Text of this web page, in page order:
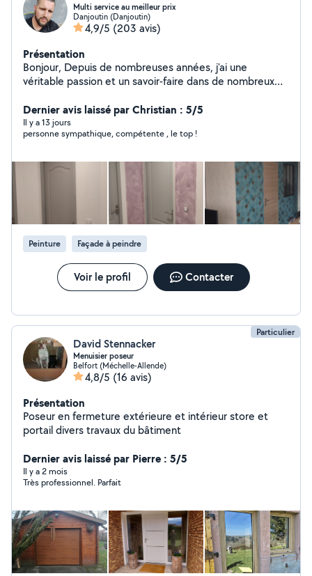
Multi service au meilleur prix
Danjoutin (Danjoutin)
4,9/5 (203 avis)
Présentation
Bonjour, Depuis de nombreuses années, j'ai une
véritable passion et un savoir-faire dans de nombreux
polyvalent, C'est pour cela que j'ai décidé de proposé
mon aide sur ce site. Je peux aussi vous débarrasser
des encombrants, vide maison et déchetterie. Je suis
votre demande, Je suis toujours disponible pour
répondre à vos attentes. Bien cordialement, David
Dernier avis laissé par Christian : 5/5
Il y a 13 jours
personne sympathique, compétente , le top !
Peinture Façade à peindre
Voir le profil Contacter
Particulier
David Stennacker
Menuisier poseur
Belfort (Méchelle-Allende)
4,8/5 (16 avis)
Présentation
Poseur en fermeture extérieure et intérieur store et
portail divers travaux du bâtiment
Dernier avis laissé par Pierre : 5/5
Il y a 2 mois
Très professionnel. Parfait